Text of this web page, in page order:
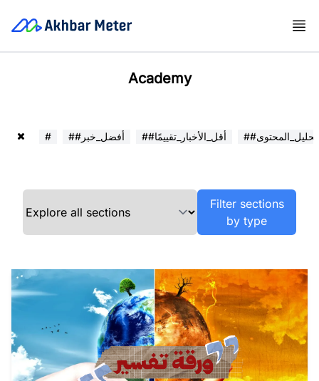
Academy
# ##أفضل_خبر ##أقل_الأخبار_تقييمًا ##تحليل_المحتوى
Filter sections
by type